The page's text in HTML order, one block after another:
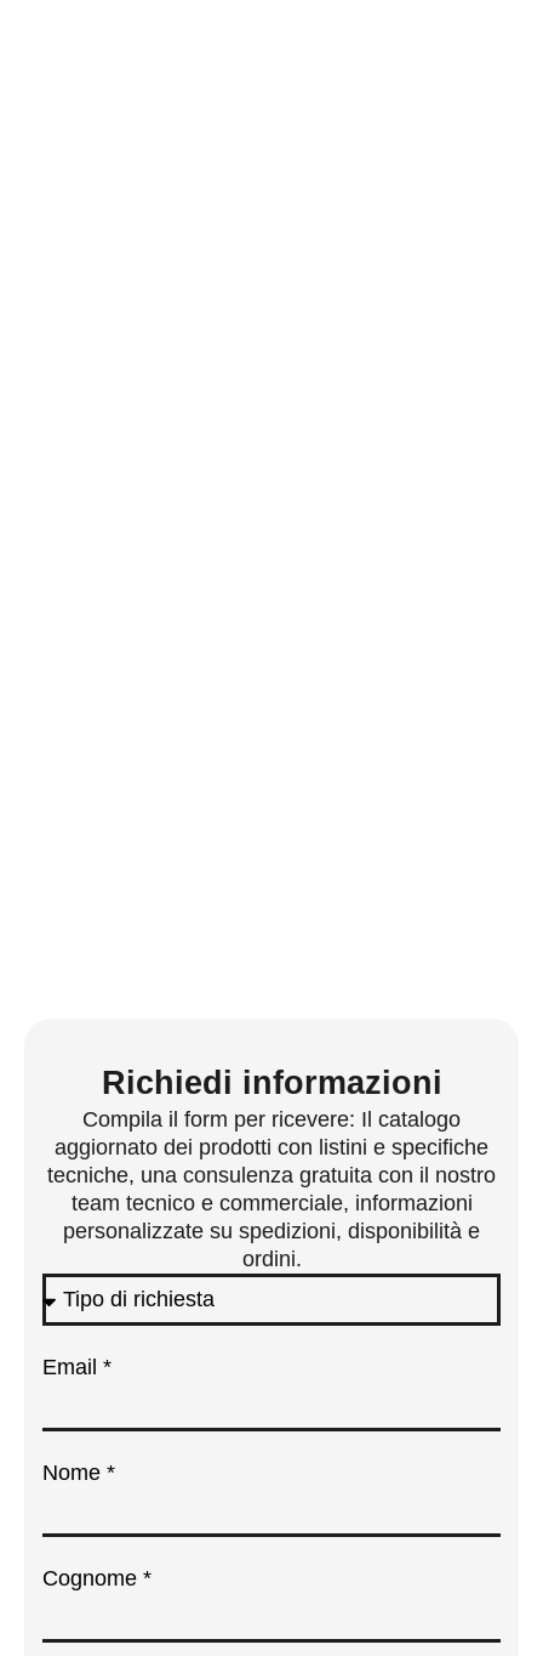
Richiedi informazioni
Compila il form per ricevere: Il catalogo
aggiornato dei prodotti con listini e specifiche
tecniche, una consulenza gratuita con il nostro
team tecnico e commerciale, informazioni
personalizzate su spedizioni, disponibilità e
ordini.
Email *
Nome *
Cognome *